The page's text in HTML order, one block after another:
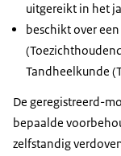
uitgereikt in het
beschikt over
Tandheelkunde
De geregistreerd-
bepaalde
zelfstandig